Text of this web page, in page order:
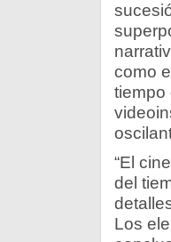
como
tiempo
“El
del
Los